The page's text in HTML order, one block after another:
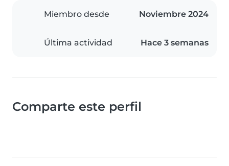
Miembro desde Noviembre 2024
Última actividad Hace 3 semanas
Comparte este perfil